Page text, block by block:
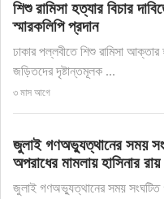
শিশু রামিসা হত্যার বিচার
স্মারকলিপি প্রদান
ঢাকার পল্লবীতে শিশু রামিসা
জড়িতদের দৃষ্টান্তমূলক ...
৩ মাস আগে
জুলাই গণঅভ্যুত্থানের সময়
অপরাধের মামলায় হাসিনার
জুলাই গণঅভ্যুত্থানের সময় সংঘটিত